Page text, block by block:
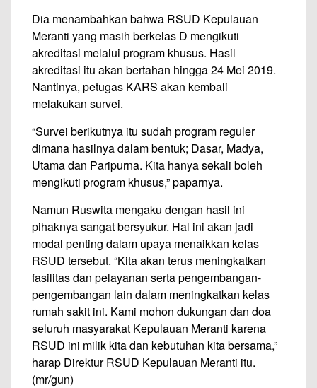
Dia menambahkan bahwa RSUD Kepulauan
Meranti yang masih berkelas D mengikuti
akreditasi melalui program khusus. Hasil
akreditasi itu akan bertahan hingga 24 Mei 2019.
Nantinya, petugas KARS akan kembali
melakukan survei.
“Survei berikutnya itu sudah program reguler
dimana hasilnya dalam bentuk; Dasar, Madya,
Utama dan Paripurna. Kita hanya sekali boleh
mengikuti program khusus,” paparnya.
Namun Ruswita mengaku dengan hasil ini
pihaknya sangat bersyukur. Hal ini akan jadi
modal penting dalam upaya menaikkan kelas
RSUD tersebut. “Kita akan terus meningkatkan
fasilitas dan pelayanan serta pengembangan-
pengembangan lain dalam meningkatkan kelas
rumah sakit ini. Kami mohon dukungan dan doa
seluruh masyarakat Kepulauan Meranti karena
RSUD ini milik kita dan kebutuhan kita bersama,”
harap Direktur RSUD Kepulauan Meranti itu.
(mr/gun)